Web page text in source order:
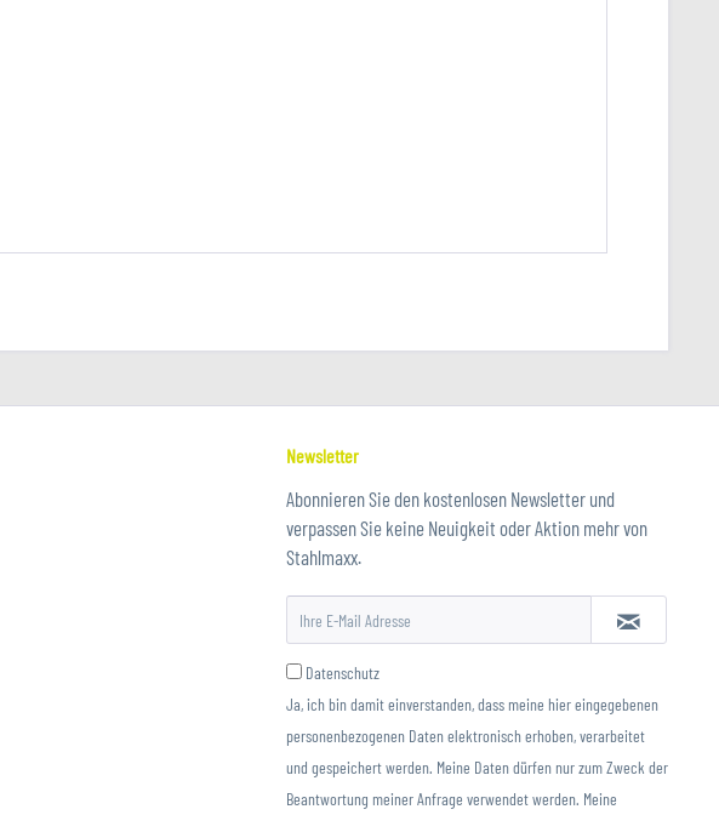
Newsletter
Abonnieren Sie den kostenlosen Newsletter und
verpassen Sie keine Neuigkeit oder Aktion mehr von
Stahlmaxx.
Datenschutz
Ja, ich bin damit einverstanden, dass meine hier eingegebenen
personenbezogenen Daten elektronisch erhoben, verarbeitet
und gespeichert werden. Meine Daten dürfen nur zum Zweck der
Beantwortung meiner Anfrage verwendet werden. Meine